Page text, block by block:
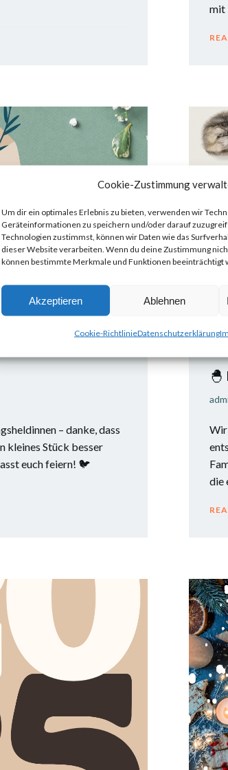
Cookie-Zustimmung
Um dir ein optimales Erlebnis zu bieten, verwenden wir
Geräteinformationen zu speichern und/oder darauf
Technologien zustimmst, können wir Daten wie das
dieser Website verarbeiten. Wenn du deine Zustimmung
können bestimmte Merkmale und Funktionen beeinträchtigt
Akzeptieren Ablehnen
Cookie-RichtlinieDatenschutzerklärung
mit
– danke, dass
kleines Stück besser
euch feiern! 🐦
Wir
die